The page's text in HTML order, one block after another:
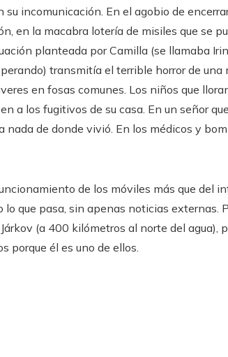
incomunicación. En el agobio de
en la macabra lotería de misiles que se
planteada por Camilla (se llamaba
transmitía el terrible horror de una
en fosas comunes. Los niños que
a los fugitivos de su casa. En un señor
nada de donde vivió. En los médicos y
de los móviles más que del
que pasa, sin apenas noticias externas.
(a 400 kilómetros al norte del agua),
porque él es uno de ellos.